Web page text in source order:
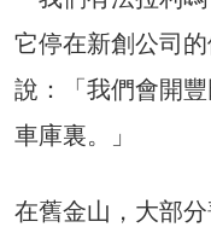
它停在新創公司
說：「我們會開
車庫裏。」
在舊金山，大部